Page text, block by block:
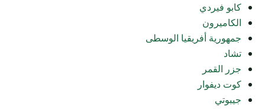
كابو فيردي
الكاميرون
جمهورية أفريقيا الوسطى
تشاد
جزر القمر
كوت ديفوار
جيبوتي